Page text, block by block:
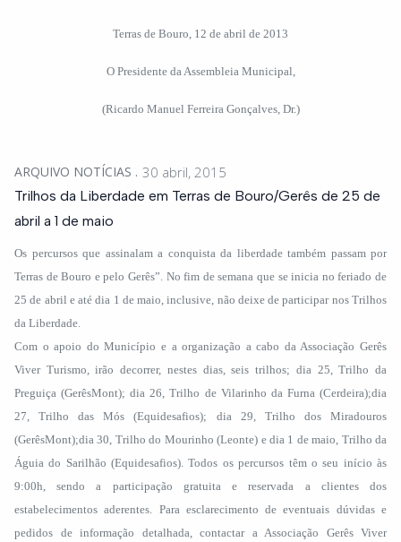
Terras de Bouro, 12 de abril de 2013
O Presidente da Assembleia Municipal,
(Ricardo Manuel Ferreira Gonçalves, Dr.)
ARQUIVO NOTÍCIAS 30 abril, 2015
Trilhos da Liberdade em Terras de Bouro/Gerês de 25 de
abril a 1 de maio
Os percursos que assinalam a conquista da liberdade também passam por
Terras de Bouro e pelo Gerês”. No fim de semana que se inicia no feriado de
25 de abril e até dia 1 de maio, inclusive, não deixe de participar nos Trilhos
da Liberdade.
Com o apoio do Município e a organização a cabo da Associação Gerês
Viver Turismo, irão decorrer, nestes dias, seis trilhos; dia 25, Trilho da
Preguiça (GerêsMont); dia 26, Trilho de Vilarinho da Furna (Cerdeira);dia
27, Trilho das Mós (Equidesafios); dia 29, Trilho dos Miradouros
(GerêsMont);dia 30, Trilho do Mourinho (Leonte) e dia 1 de maio, Trilho da
Águia do Sarilhão (Equidesafios). Todos os percursos têm o seu início às
9:00h, sendo a participação gratuita e reservada a clientes dos
estabelecimentos aderentes. Para esclarecimento de eventuais dúvidas e
pedidos de informação detalhada, contactar a Associação Gerês Viver